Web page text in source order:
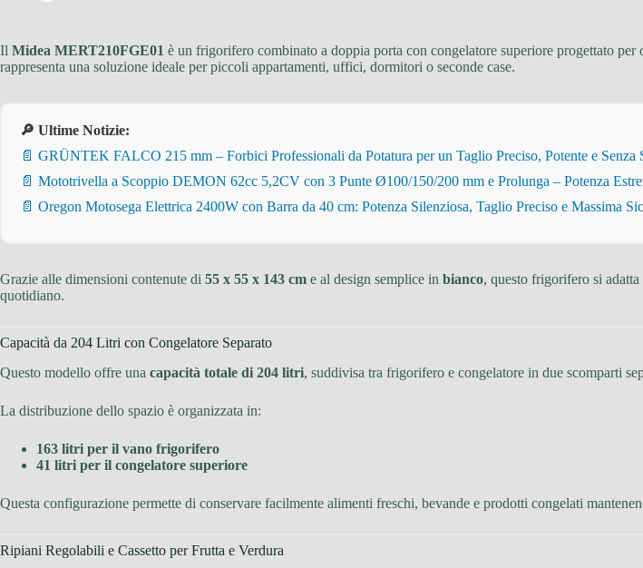
Il Midea MERT210FGE01 è un frigorifero combinato a doppia porta con congelatore superiore progettato
rappresenta una soluzione ideale per piccoli appartamenti, uffici, dormitori o seconde case.
🔎 Ultime Notizie:
📄 GRÜNTEK FALCO 215 mm – Forbici Professionali da Potatura per un Taglio Preciso, Potente e Senza
📄 Mototrivella a Scoppio DEMON 62cc 5,2CV con 3 Punte Ø100/150/200 mm e Prolunga – Potenza
📄 Oregon Motosega Elettrica 2400W con Barra da 40 cm: Potenza Silenziosa, Taglio Preciso e Massima
Grazie alle dimensioni contenute di 55 x 55 x 143 cm e al design semplice in bianco, questo frigorifero si
quotidiano.
Capacità da 204 Litri con Congelatore Separato
Questo modello offre una capacità totale di 204 litri, suddivisa tra frigorifero e congelatore in due scomparti
La distribuzione dello spazio è organizzata in:
163 litri per il vano frigorifero
41 litri per il congelatore superiore
Questa configurazione permette di conservare facilmente alimenti freschi, bevande e prodotti congelati
Ripiani Regolabili e Cassetto per Frutta e Verdura